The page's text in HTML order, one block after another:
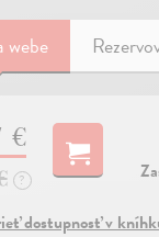
webe
€
?
dostupnosť v